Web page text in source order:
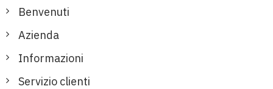
Benvenuti
Azienda
Informazioni
Servizio clienti